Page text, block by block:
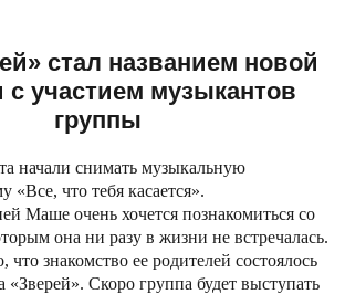
стал названием новой
с участием музыкантов
группы
начали снимать музыкальную
«Все, что тебя касается».
Маше очень хочется познакомиться со
она ни разу в жизни не встречалась.
что знакомство ее родителей состоялось
«Зверей». Скоро группа будет выступать